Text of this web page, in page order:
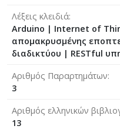
Λέξεις κλειδιά
Arduino | Internet of
απομακρυσμένης
διαδικτύου | RESTful
Αριθμός Παραρτημάτων
3
Αριθμός ελληνικών
13